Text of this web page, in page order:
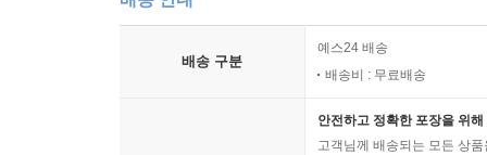
배송 구분
예스24 배송
배송비 : 무료배송
안전하고 정확한 포장을 위
고객님께 배송되는 모든 상